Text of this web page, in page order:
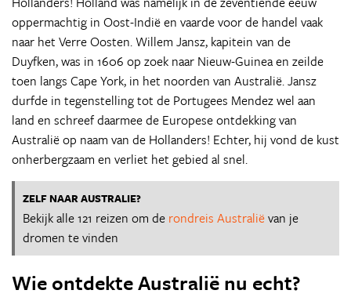
oppermachtig in Oost-Indië en vaarde voor de handel vaak
naar het Verre Oosten. Willem Jansz, kapitein van de
Duyfken, was in 1606 op zoek naar Nieuw-Guinea en zeilde
toen langs Cape York, in het noorden van Australië. Jansz
durfde in tegenstelling tot de Portugees Mendez wel aan
land en schreef daarmee de Europese ontdekking van
Australië op naam van de Hollanders! Echter, hij vond de kust
onherbergzaam en verliet het gebied al snel.
ZELF NAAR AUSTRALIE?
Bekijk alle 121 reizen om de rondreis Australiëvan je
dromen te vinden
Wie ontdekte Australië nu echt?